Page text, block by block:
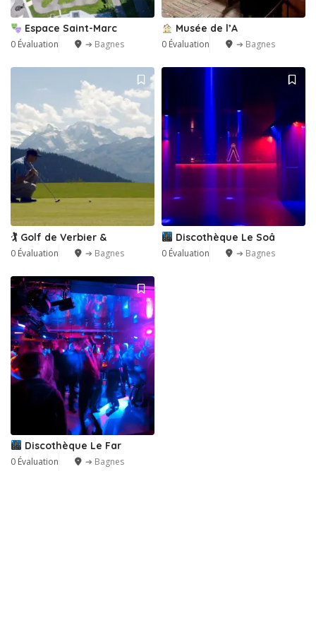
Espace Saint-Marc
0 Évaluation ➔ Bagnes
Musée de l’A
0 Évaluation ➔ Bagnes
🏌️ Golf de Verbier &
0 Évaluation ➔ Bagnes
Discothèque Le Soâ
0 Évaluation ➔ Bagnes
Discothèque Le Far
0 Évaluation ➔ Bagnes